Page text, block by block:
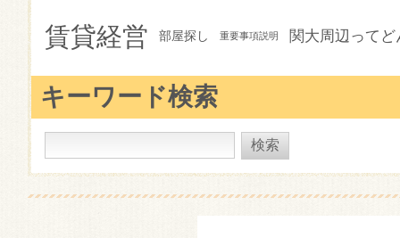
賃貸経営 部屋探し 重要事項説明 関大周辺って
キーワード検索